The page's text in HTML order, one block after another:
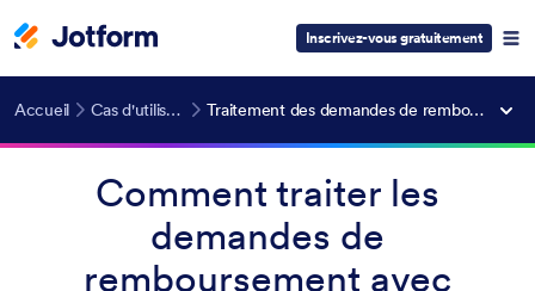
Inscrivez-vous gratuitement
Accueil Cas d'utilisation Traitement des demandes de remboursement
Comment traiter les
demandes de
remboursement avec